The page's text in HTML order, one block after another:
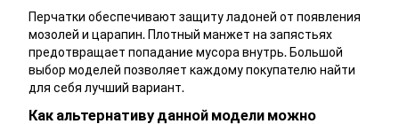
Перчатки обеспечивают защиту ладоней от появления
мозолей и царапин. Плотный манжет на запястьях
предотвращает попадание мусора внутрь. Большой
выбор моделей позволяет каждому покупателю найти
для себя лучший вариант.
Как альтернативу данной модели можно